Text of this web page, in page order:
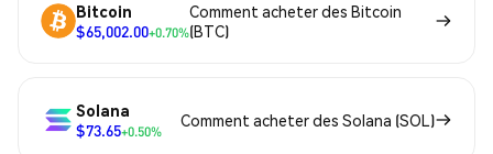
Bitcoin
$65,002.00+0.70%
Comment acheter des Bitcoin
(BTC)
Solana
$73.65+0.50%
Comment acheter des Solana (SOL)